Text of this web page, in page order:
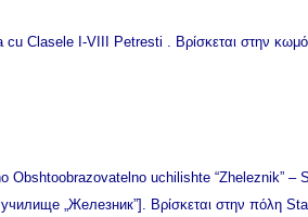
cu Clasele I-VIII Petresti . Βρίσκεται στην
Obshtoobrazovatelno uchilishte “Zheleznik” –
„Железник”]. Βρίσκεται στην πόλη